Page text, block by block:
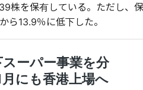
株を保有している。ただし、保
ら13.9％に低下した。